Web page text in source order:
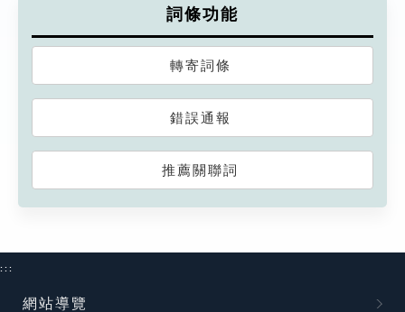
詞條功能
轉寄詞條
錯誤通報
推薦關聯詞
:::
網站導覽